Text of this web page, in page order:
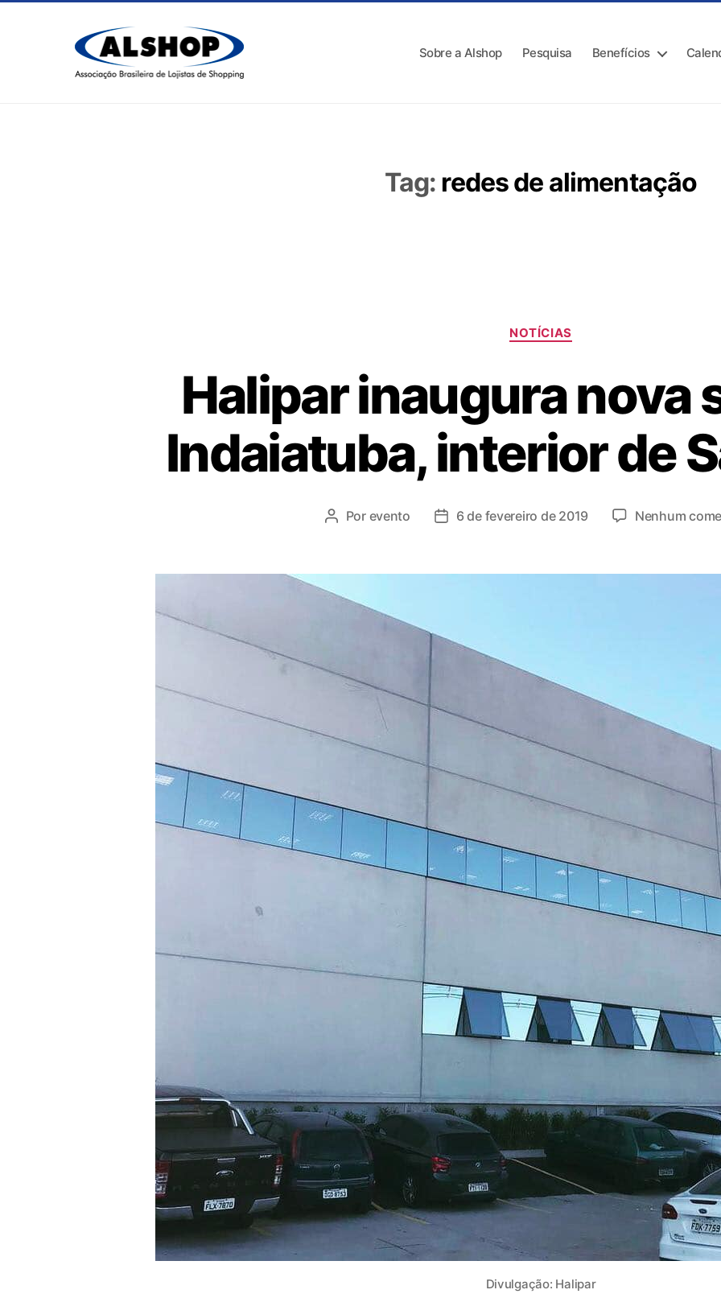
Sobre a Alshop Pesquisa Benefícios
Tag: redes de alimentação
NOTÍCIAS
Halipar inaugura nova
Indaiatuba, interior de
Por evento 6 de fevereiro de 2019 Nenhum
Divulgação: Halipar